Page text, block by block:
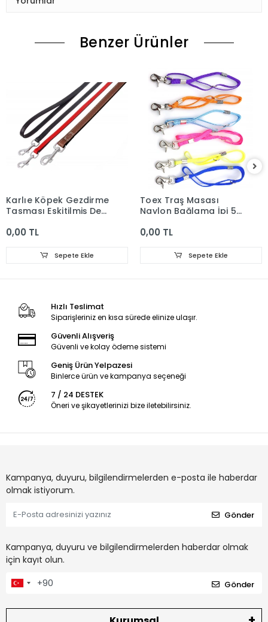
Benzer Ürünler
Karlıe Köpek Gezdirme
Tasması Eskitilmiş Deri
0,00 TL
Sepete Ekle
Toex Traş Masası
Naylon Bağlama İpi 51
0,00 TL
Sepete Ekle
Hızlı Teslimat
Siparişleriniz en kısa sürede elinize ulaşır.
Güvenli Alışveriş
Güvenli ve kolay ödeme sistemi
Geniş Ürün Yelpazesi
Binlerce ürün ve kampanya seçeneği
7 / 24 DESTEK
Öneri ve şikayetlerinizi bize iletebilirsiniz.
Kampanya, duyuru, bilgilendirmelerden e-posta ile haberdar
olmak istiyorum.
Gönder
Kampanya, duyuru ve bilgilendirmelerden haberdar olmak
için kayıt olun.
Gönder